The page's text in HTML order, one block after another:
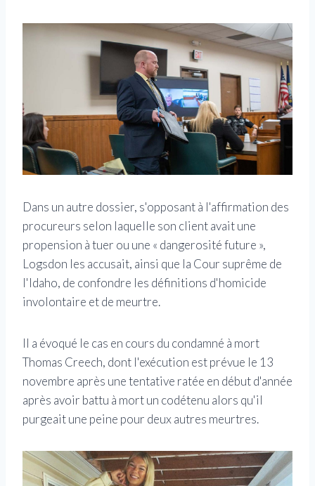
Dans un autre dossier, s'opposant à l'affirmation des
procureurs selon laquelle son client avait une
propension à tuer ou une « dangerosité future »,
Logsdon les accusait, ainsi que la Cour suprême de
l'Idaho, de confondre les définitions d'homicide
involontaire et de meurtre.
Il a évoqué le cas en cours du condamné à mort
Thomas Creech, dont l'exécution est prévue le 13
novembre après une tentative ratée en début d'année
après avoir battu à mort un codétenu alors qu'il
purgeait une peine pour deux autres meurtres.